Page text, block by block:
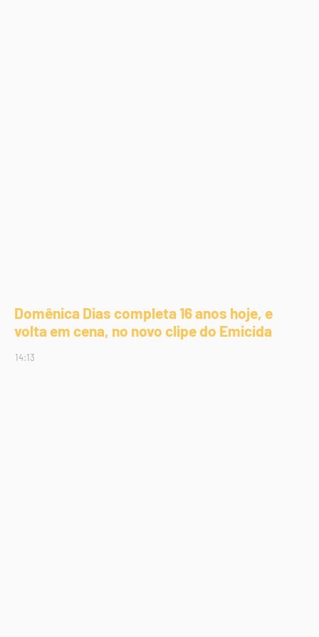
Domênica Dias completa 16 anos hoje, e
volta em cena, no novo clipe do Emicida
14:13